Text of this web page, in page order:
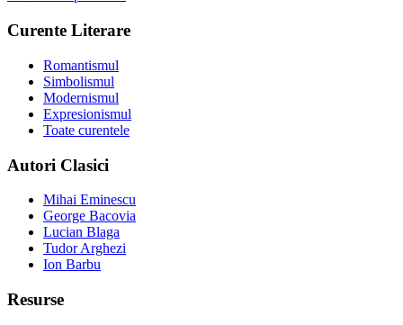
Curente Literare
Romantismul
Simbolismul
Modernismul
Expresionismul
Toate curentele
Autori Clasici
Mihai Eminescu
George Bacovia
Lucian Blaga
Tudor Arghezi
Ion Barbu
Resurse